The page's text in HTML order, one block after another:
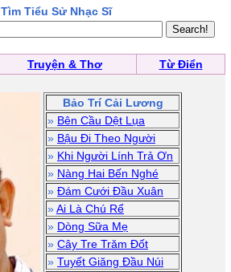
Tìm Tiểu Sử Nhạc Sĩ
Truyện & Thơ
Từ Điển
Bảo Trí Cải Lương
» Bên Cầu Dệt Lụa
» Bậu Đi Theo Người
» Khi Người Lính Trả Ơn
» Nàng Hai Bến Nghé
» Đám Cưới Đầu Xuân
»Ai Là Chú Rể
» Dòng Sữa Mẹ
» Cây Tre Trăm Đốt
» Tuyết Giăng Đầu Núi